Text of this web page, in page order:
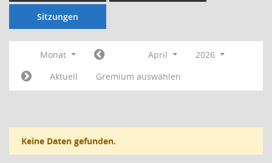
Sitzungen
Monat April
2026
Aktuell
Gremium auswählen
Keine Daten gefunden.